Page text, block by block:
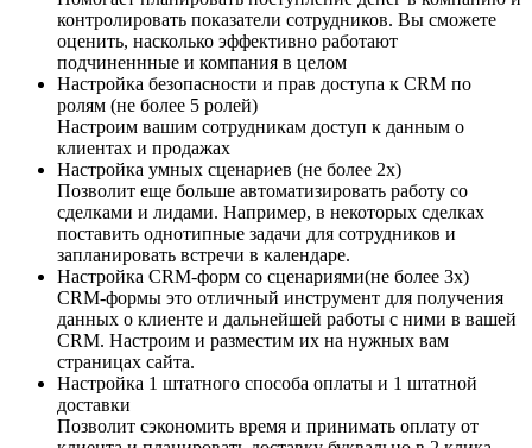
контролировать показатели сотрудников. Вы сможете
оценить, насколько эффективно работают
подчиненнные и компания в целом
Настройка безопасности и прав доступа к CRM по
ролям (не более 5 ролей)
Настроим вашим сотрудникам доступ к данным о
клиентах и продажах
Настройка умных сценариев (не более 2х)
Позволит еще больше автоматизировать работу со
сделками и лидами. Например, в некоторых сделках
поставить однотипные задачи для сотрудников и
запланировать встречи в календаре.
Настройка CRM-форм со сценариями(не более 3х)
CRM-формы это отличный инструмент для получения
данных о клиенте и дальнейшей работы с ними в вашей
CRM. Настроим и разместим их на нужных вам
страницах сайта.
Настройка 1 штатного способа оплаты и 1 штатной
доставки
Позволит сэкономить время и принимать оплату от